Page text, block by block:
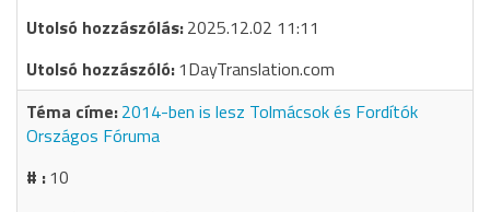
2025.12.02 11:11
1DayTranslation.com
2014-ben is lesz Tolmácsok és Fordítók
Országos Fóruma
10